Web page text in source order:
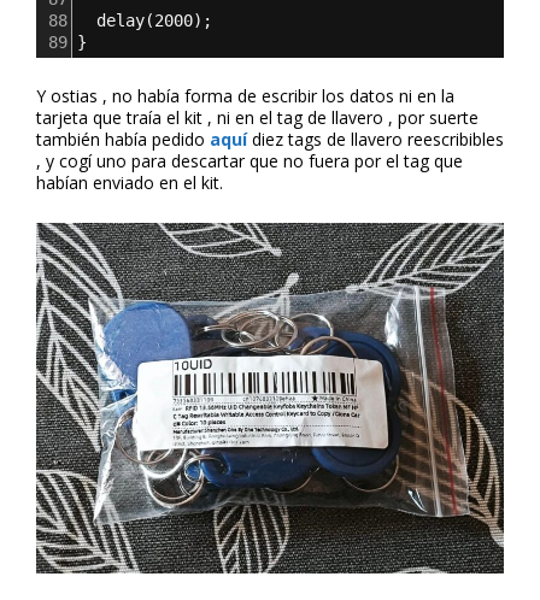
88
  delay(2000);
89 }
Y ostias , no había forma de escribir los datos ni en la
tarjeta que traía el kit , ni en el tag de llavero , por suerte
también había pedido aquídiez tags de llavero reescribibles
, y cogí uno para descartar que no fuera por el tag que
habían enviado en el kit.